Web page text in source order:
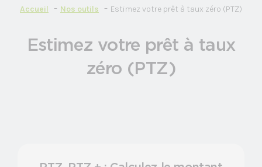
Accueil Nos outils Estimez votre prêt à taux zéro (PTZ)
Estimez votre prêt à taux
zéro (PTZ)